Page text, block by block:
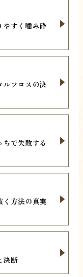
やすく噛み砕
ルフロスの決
で失敗する
く方法の真実
決断